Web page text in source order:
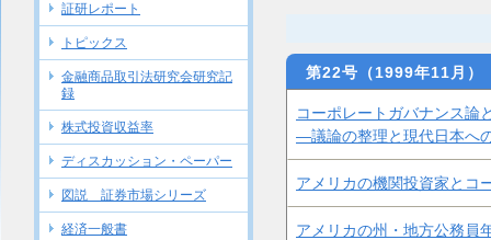
第22号（1999年11月）
コーポレートガバナンス論
―議論の整理と現代日本へ
アメリカの機関投資家とコ
アメリカの州・地方公務員
証研レポート
トピックス
金融商品取引法研究会研究記
録
株式投資収益率
ディスカッション・ペーパー
図説 証券市場シリーズ
経済一般書